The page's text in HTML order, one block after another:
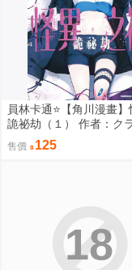
員林卡通⭐️【角川漫畫
詭祕劫（１） 作者：ク
ヤス (附尼采書套)
售價 125
18